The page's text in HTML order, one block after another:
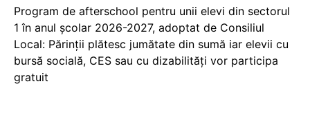
Program de afterschool pentru unii elevi din sectorul
1 în anul școlar 2026-2027, adoptat de Consiliul
Local: Părinții plătesc jumătate din sumă iar elevii cu
bursă socială, CES sau cu dizabilităţi vor participa
gratuit